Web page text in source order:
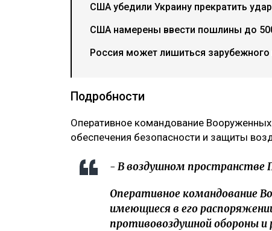
США убедили Украину прекратить
США намерены ввести пошлины до
Россия может лишиться зарубежного
Подробности
Оперативное командование
обеспечения безопасности и защиты
- В воздушном пространстве
Оперативное командование
имеющиеся в его
противовоздушной обороны и